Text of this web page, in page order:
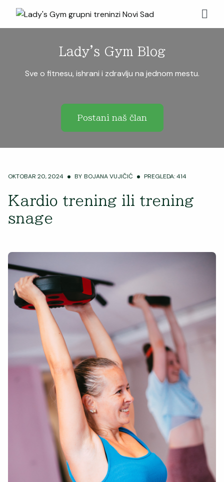
Lady's Gym Blog
Sve o fitnesu, ishrani i zdravlju na jednom mestu.
Postani naš član
OKTOBAR 20, 2024 BY BOJANA VUJIČIĆ PREGLEDA: 414
Kardio trening ili trening
snage